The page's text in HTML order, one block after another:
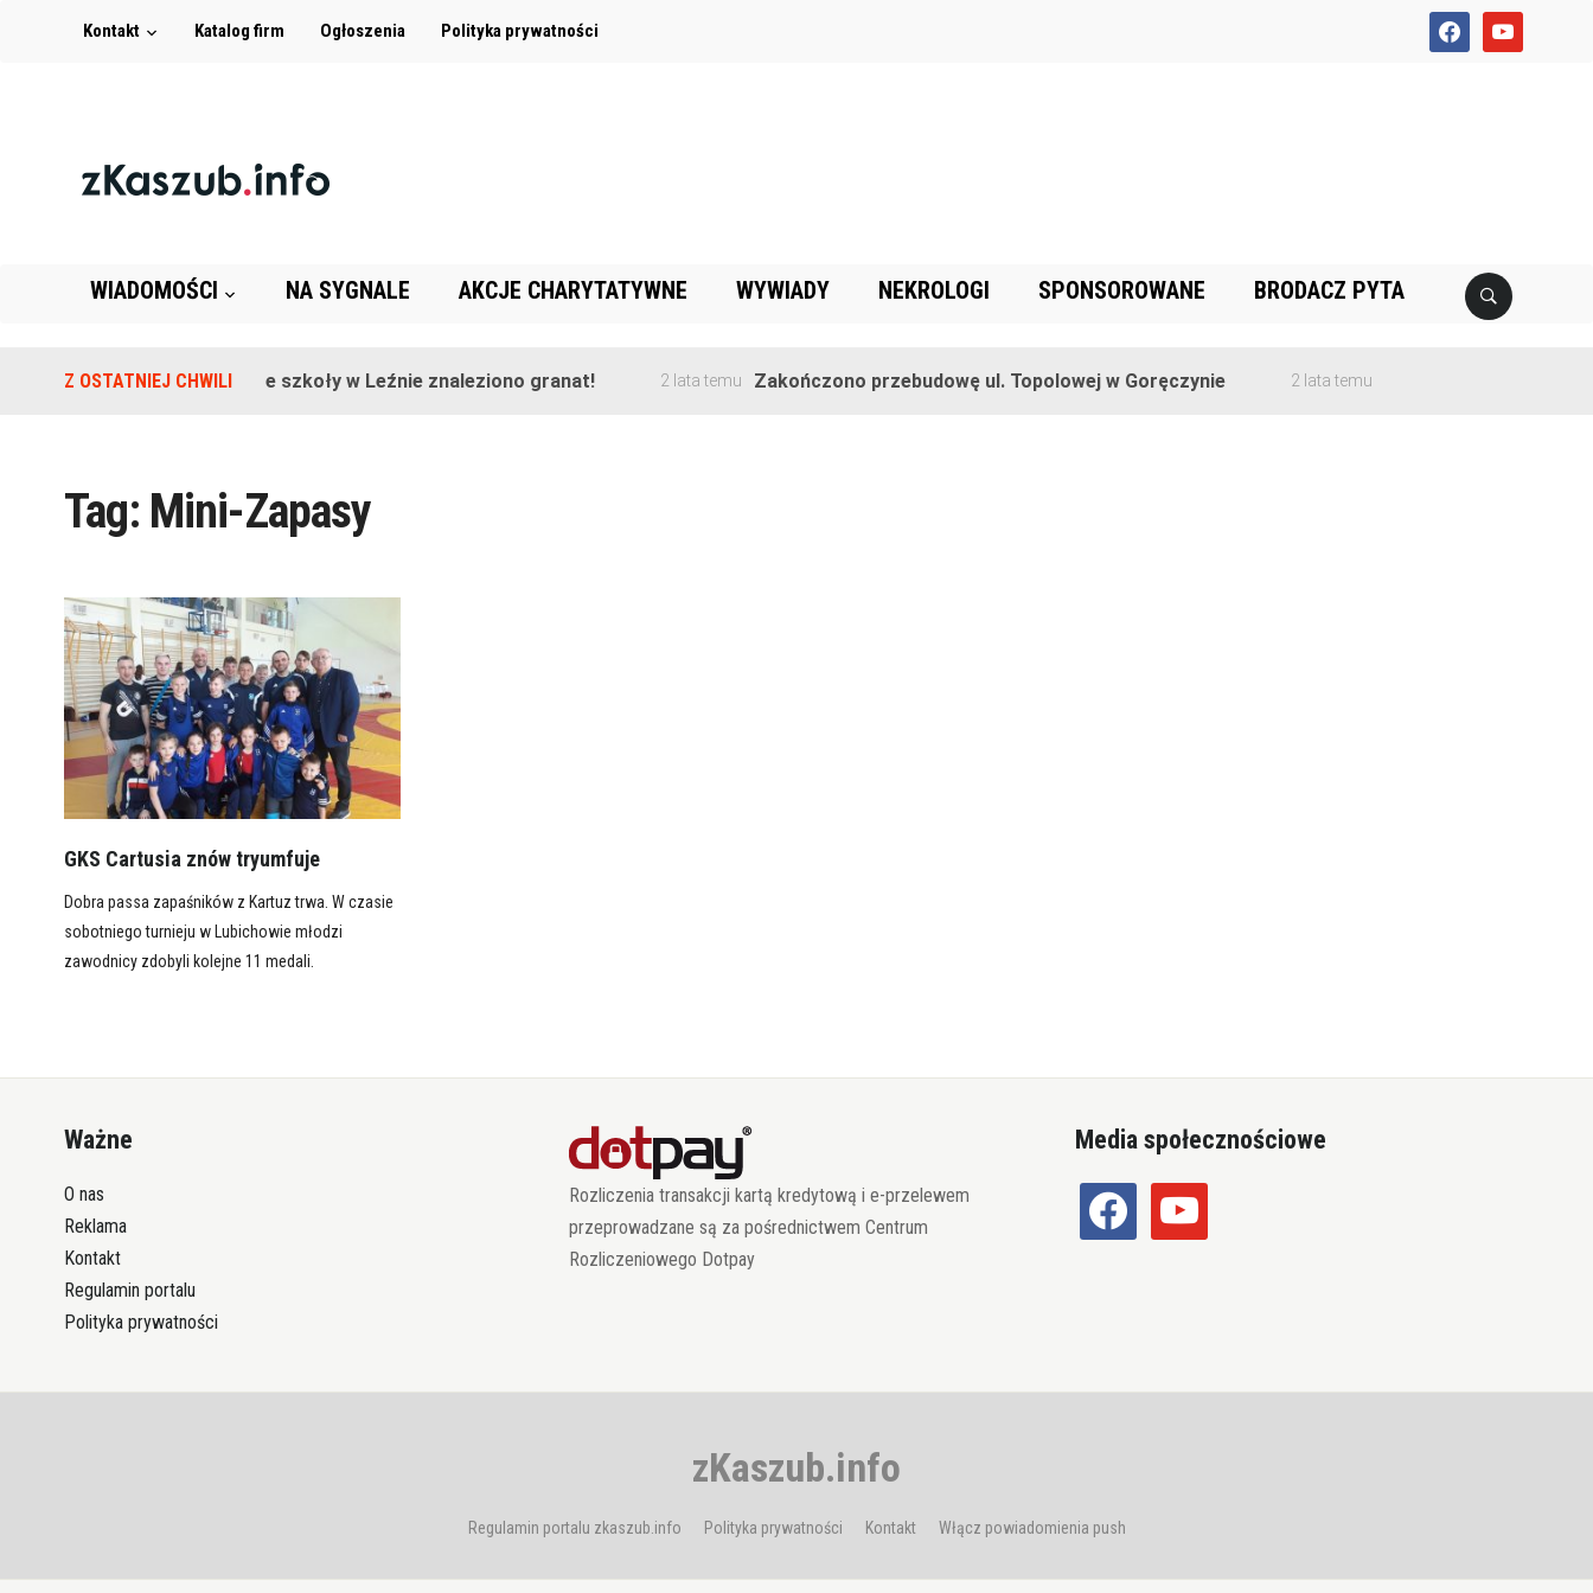
facebookyoutube
Kontakt Katalog firm Ogłoszenia Polityka prywatności
WIADOMOŚCI NA SYGNALE AKCJE CHARYTATYWNE WYWIADY NEKROLOGI SPONSOROWANE BRODACZ PYTA
Z OSTATNIEJ CHWILINa terenie szkoły w Leźnie znaleziono granat! 2 lata temu Zakończono przebudowę ul. Topolowej w Goręczynie 2 lata temu
Tag: Mini-Zapasy
GKS Cartusia znów tryumfuje
Dobra passa zapaśników z Kartuz trwa. W czasie
sobotniego turnieju w Lubichowie młodzi
zawodnicy zdobyli kolejne 11 medali.
Ważne
O nas
Reklama
Kontakt
Regulamin portalu
Polityka prywatności
Rozliczenia transakcji kartą kredytową i e-przelewem
przeprowadzane są za pośrednictwem Centrum
Rozliczeniowego Dotpay
Media społecznościowe
facebook youtube
zKaszub.info
Regulamin portalu zkaszub.info Polityka prywatności Kontakt Włącz powiadomienia push